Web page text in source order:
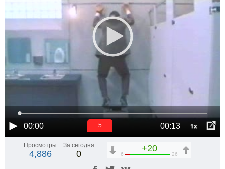
00:00 00:13 1x
5
Просмотры
4,886
За сегодня
0
+20
6 26